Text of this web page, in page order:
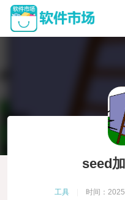
seed
工具 时间：